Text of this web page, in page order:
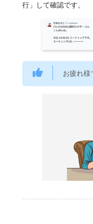
行」して確認です。
お疲れ様